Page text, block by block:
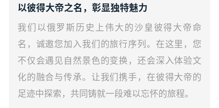
以彼得大帝之名，彰显独特魅力
我们以俄罗斯历史上伟大的沙皇彼得大帝命
名，诚邀您加入我们的旅行序列。在这里，您
不仅会遇见自然景色的变换，还会深入体验文
化的融合与传承。让我们携手，在彼得大帝的
足迹中探索，共同铸就一段难以忘怀的旅程。